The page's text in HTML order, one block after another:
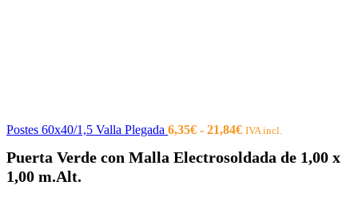
Postes 60x40/1,5 Valla Plegada 6,35€ - 21,84€Rango
precios:
IVA incl.
Puerta Verde con Malla Electrosoldada de 1,00 x
1,00 m.Alt.